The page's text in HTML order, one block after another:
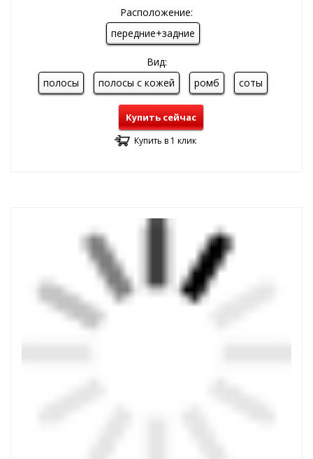
Расположение:
передние+задние
Вид:
полосы
полосы с кожей ромб соты
Купить сейчас
Купить в 1 клик